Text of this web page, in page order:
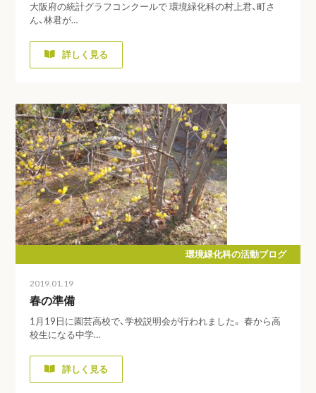
大阪府の統計グラフコンクールで 環境緑化科の村上君、町さ
ん、林君が…
詳しく見る
環境緑化科の活動ブログ
2019.01.19
春の準備
1月19日に園芸高校で、学校説明会が行われました。 春から高
校生になる中学…
詳しく見る